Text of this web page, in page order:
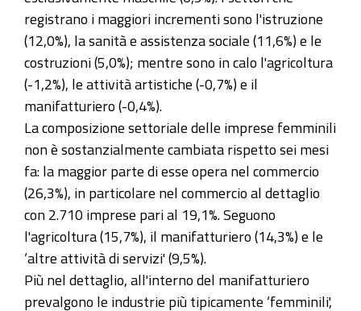
registrano i maggiori incrementi sono l'istruzione
(12,0%), la sanità e assistenza sociale (11,6%) e le
costruzioni (5,0%); mentre sono in calo l'agricoltura
(-1,2%), le attività artistiche (-0,7%) e il
manifatturiero (-0,4%).
La composizione settoriale delle imprese femminili
non è sostanzialmente cambiata rispetto sei mesi
fa: la maggior parte di esse opera nel commercio
(26,3%), in particolare nel commercio al dettaglio
con 2.710 imprese pari al 19,1%. Seguono
l'agricoltura (15,7%), il manifatturiero (14,3%) e le
‘altre attività di servizi' (9,5%).
Più nel dettaglio, all'interno del manifatturiero
prevalgono le industrie più tipicamente ‘femminili',